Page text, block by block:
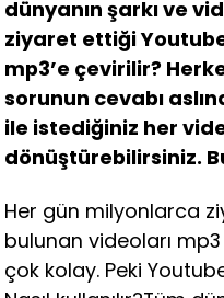
dünyanın şarkı ve
ziyaret ettiği
mp3’e çevirilir?
sorunun cevabı
ile istediğiniz her
dönüştürebilirsiniz.
Her gün milyonlarca
bulunan videoları
çok kolay. Peki